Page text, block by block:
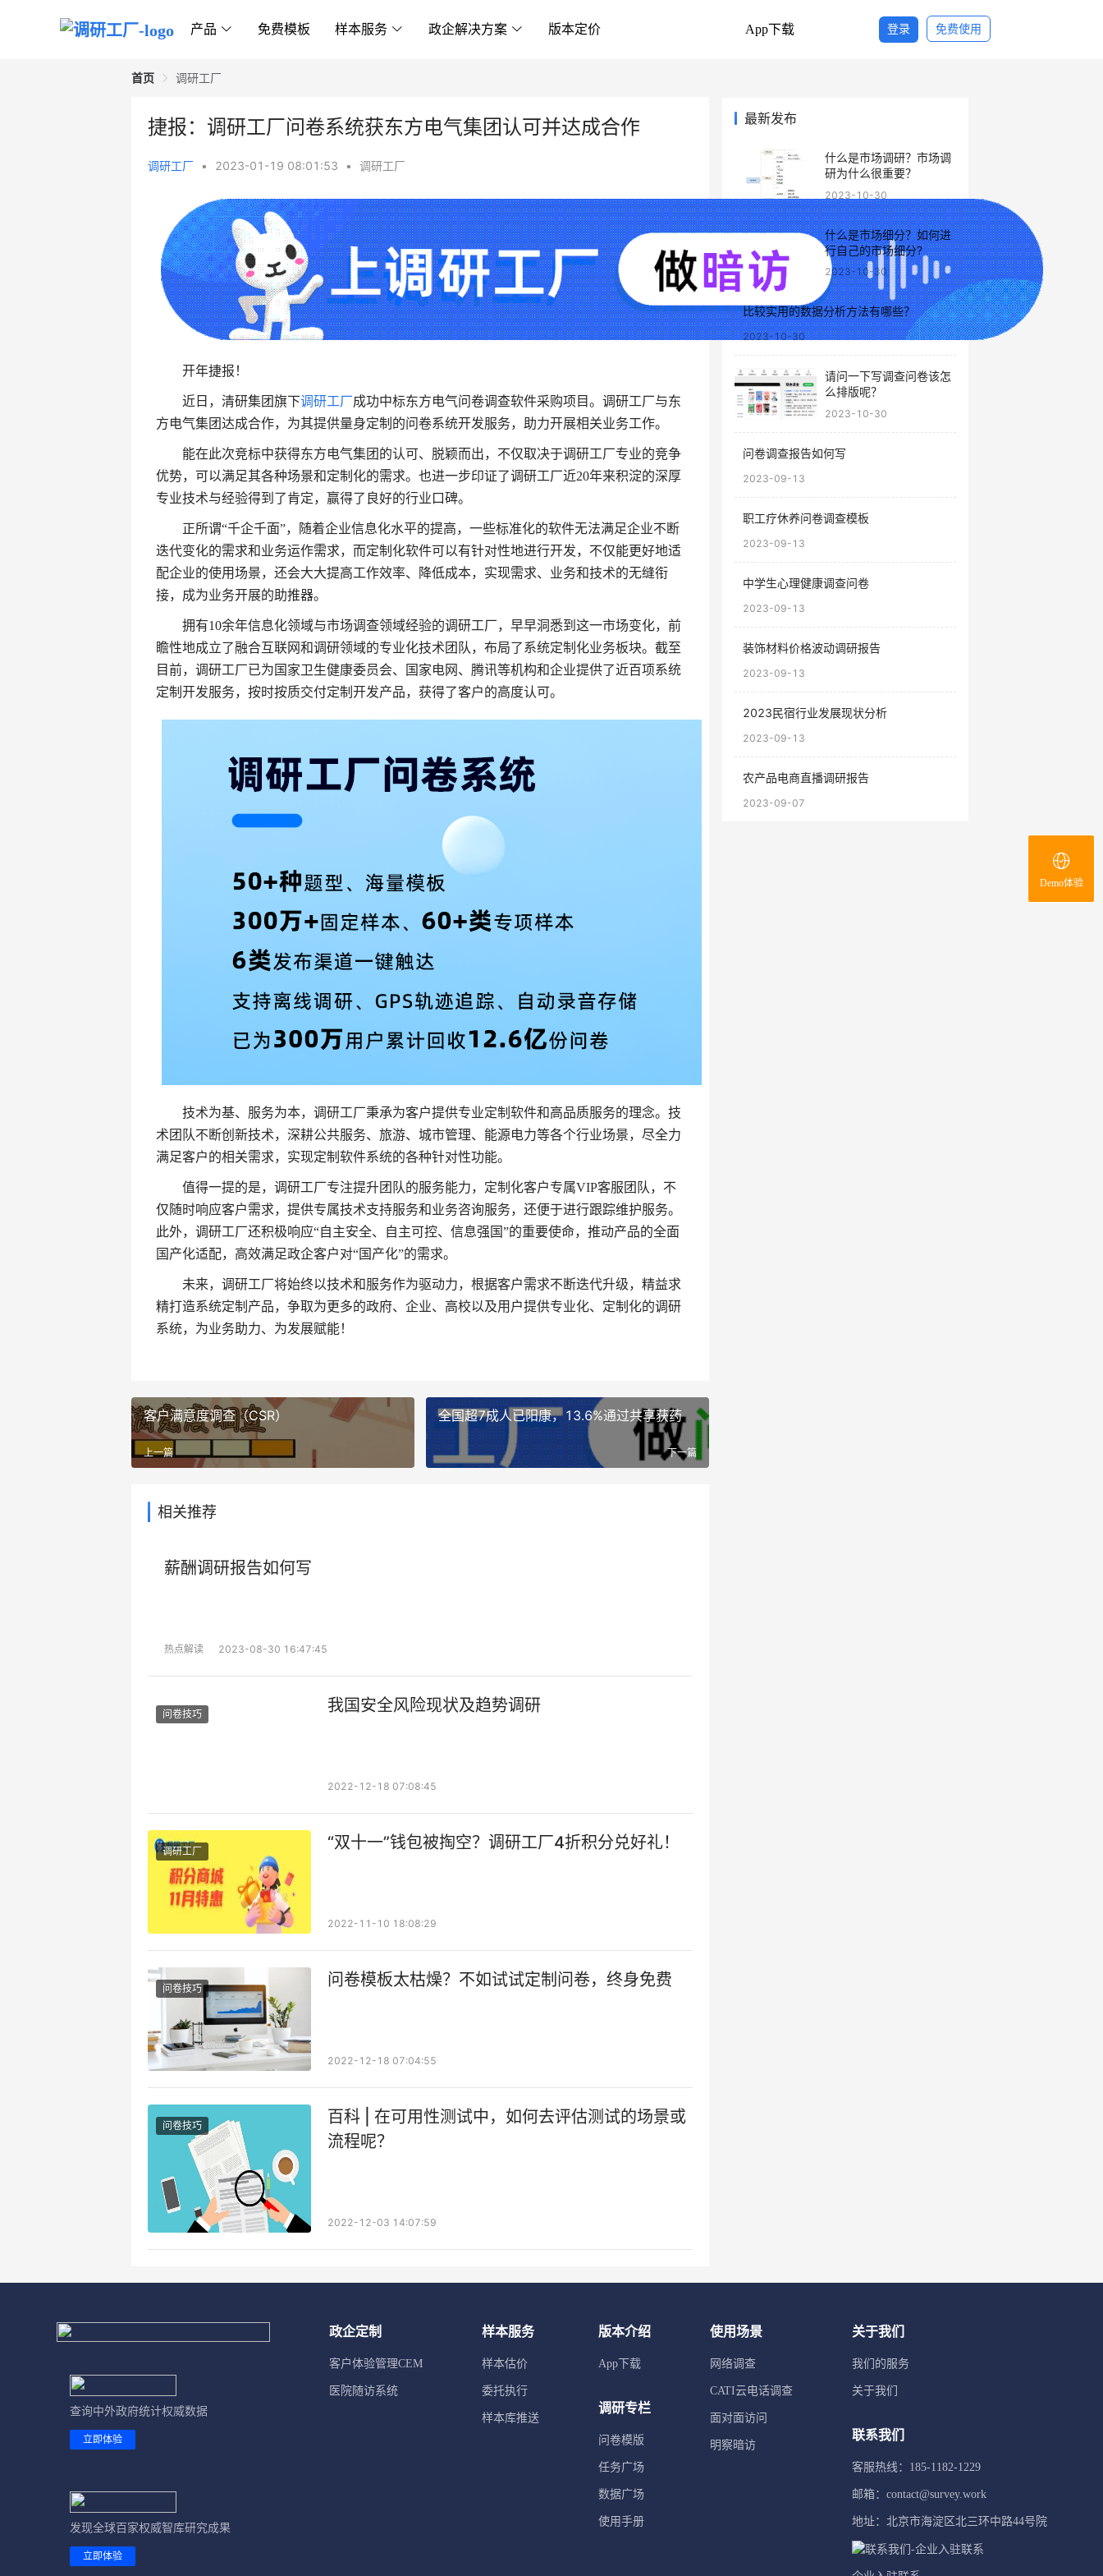
产品 免费模板 样本服务 政企解决方案 版本定价 App下载 登录 免费使用
首页 调研工厂
捷报：调研工厂问卷系统获东方电气集团认可并达成合作
调研工厂 • 2023-01-19 08:01:53 • 调研工厂
开年捷报！
近日，清研集团旗下调研工厂成功中标东方电气问卷调查软件采购项目。调研工厂与东
方电气集团达成合作，为其提供量身定制的问卷系统开发服务，助力开展相关业务工作。
能在此次竞标中获得东方电气集团的认可、脱颖而出，不仅取决于调研工厂专业的竞争
优势，可以满足其各种场景和定制化的需求。也进一步印证了调研工厂近20年来积淀的深厚
专业技术与经验得到了肯定，赢得了良好的行业口碑。
正所谓“千企千面”，随着企业信息化水平的提高，一些标准化的软件无法满足企业不断
迭代变化的需求和业务运作需求，而定制化软件可以有针对性地进行开发，不仅能更好地适
配企业的使用场景，还会大大提高工作效率、降低成本，实现需求、业务和技术的无缝衔
接，成为业务开展的助推器。
拥有10余年信息化领域与市场调查领域经验的调研工厂，早早洞悉到这一市场变化，前
瞻性地成立了融合互联网和调研领域的专业化技术团队，布局了系统定制化业务板块。截至
目前，调研工厂已为国家卫生健康委员会、国家电网、腾讯等机构和企业提供了近百项系统
定制开发服务，按时按质交付定制开发产品，获得了客户的高度认可。
技术为基、服务为本，调研工厂秉承为客户提供专业定制软件和高品质服务的理念。技
术团队不断创新技术，深耕公共服务、旅游、城市管理、能源电力等各个行业场景，尽全力
满足客户的相关需求，实现定制软件系统的各种针对性功能。
值得一提的是，调研工厂专注提升团队的服务能力，定制化客户专属VIP客服团队，不
仅随时响应客户需求，提供专属技术支持服务和业务咨询服务，还便于进行跟踪维护服务。
此外，调研工厂还积极响应“自主安全、自主可控、信息强国”的重要使命，推动产品的全面
国产化适配，高效满足政企客户对“国产化”的需求。
未来，调研工厂将始终以技术和服务作为驱动力，根据客户需求不断迭代升级，精益求
精打造系统定制产品，争取为更多的政府、企业、高校以及用户提供专业化、定制化的调研
系统，为业务助力、为发展赋能！
客户满意度调查（CSR）
上一篇
全国超7成人已阳康，13.6%通过共享获药
下一篇
相关推荐
薪酬调研报告如何写
热点解读 2023-08-30 16:47:45
问卷技巧 我国安全风险现状及趋势调研
2022-12-18 07:08:45
调研工厂 “双十一”钱包被掏空？调研工厂4折积分兑好礼！
2022-11-10 18:08:29
问卷技巧 问卷模板太枯燥？不如试试定制问卷，终身免费
2022-12-18 07:04:55
问卷技巧
百科 | 在可用性测试中，如何去评估测试的场景或
流程呢？
2022-12-03 14:07:59
最新发布
什么是市场调研？市场调
研为什么很重要？
2023-10-30
什么是市场细分？如何进
行自己的市场细分?
2023-10-30
比较实用的数据分析方法有哪些？
2023-10-30
请问一下写调查问卷该怎
么排版呢？
2023-10-30
问卷调查报告如何写
2023-09-13
职工疗休养问卷调查模板
2023-09-13
中学生心理健康调查问卷
2023-09-13
装饰材料价格波动调研报告
2023-09-13
2023民宿行业发展现状分析
2023-09-13
农产品电商直播调研报告
2023-09-07
Demo体验
查询中外政府统计权威数据
立即体验
发现全球百家权威智库研究成果
立即体验
政企定制
客户体验管理CEM
医院随访系统
样本服务
样本估价
委托执行
样本库推送
版本介绍
App下载
调研专栏
问卷模版
任务广场
数据广场
使用手册
使用场景
网络调查
CATI云电话调查
面对面访问
明察暗访
关于我们
我们的服务
关于我们
联系我们
客服热线：185-1182-1229
邮箱：contact@survey.work
地址：北京市海淀区北三环中路44号院